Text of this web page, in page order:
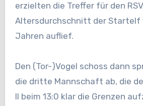
erzielten die Treffer für den
Altersdurchschnitt der Startelf
Jahren auflief.
Den (Tor-)Vogel schoss dann
die dritte Mannschaft ab, die
II beim 13:0 klar die Grenzen